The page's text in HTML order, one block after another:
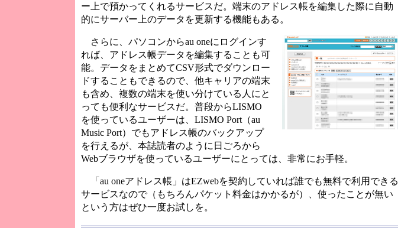
ー上で預かってくれるサービスだ。端末のアドレス帳を編集した際に自動
的にサーバー上のデータを更新する機能もある。
さらに、パソコンからau oneにログインす
れば、アドレス帳データを編集することも可
能。データをまとめてCSV形式でダウンロー
ドすることもできるので、他キャリアの端末
も含め、複数の端末を使い分けている人にと
っても便利なサービスだ。普段からLISMO
を使っているユーザーは、LISMO Port（au
Music Port）でもアドレス帳のバックアップ
を行えるが、本誌読者のように日ごろから
Webブラウザを使っているユーザーにとっては、非常にお手軽。
「au oneアドレス帳」はEZwebを契約していれば誰でも無料で利用できる
サービスなので（もちろんパケット料金はかかるが）、使ったことが無い
という方はぜひ一度お試しを。